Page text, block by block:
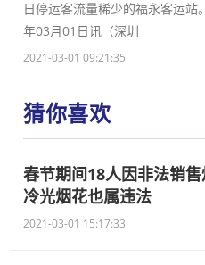
日停运客流量稀少的福永客运站
年03月01日讯（深圳
2021-03-01 09:21:35
猜你喜欢
春节期间18人因非法销
冷光烟花也属违法
2021-03-01 15:17:33